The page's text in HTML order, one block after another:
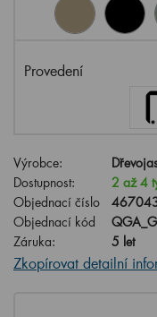
Provedení
Výrobce:
Dostupnost:
2 až 4
Objednací číslo
Objednací kód
Záruka:
5 let
Zkopírovat detailní